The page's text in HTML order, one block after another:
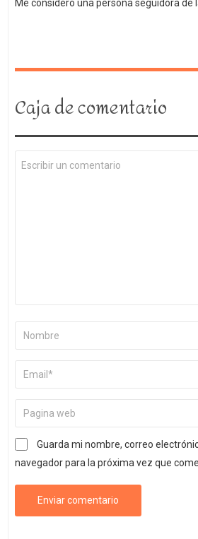
Me considero una persona seguidora de
Caja de comentario
Guarda mi nombre, correo
navegador para la próxima vez que